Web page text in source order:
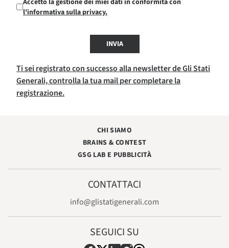
l'informativa sulla privacy.
INVIA
Ti sei registrato con successo alla newsletter de Gli Stati
Generali, controlla la tua mail per completare la
registrazione.
CHI SIAMO
BRAINS & CONTEST
GSG LAB E PUBBLICITÀ
CONTATTACI
info@glistatigenerali.com
SEGUICI SU